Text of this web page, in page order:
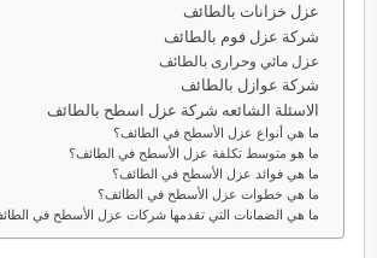
عزل خزانات بالطائف
شركة عزل فوم بالطائف
عزل مائي وحرارى بالطائف
شركة عوازل بالطائف
الاسئلة الشائعه شركة عزل اسطح بالطائف
ما هي أنواع عزل الأسطح في الطائف؟
ما هو متوسط ​​تكلفة عزل الأسطح في الطائف؟
ما هي فوائد عزل الأسطح في الطائف؟
ما هي خطوات عزل الأسطح في الطائف؟
ما هي الضمانات التي تقدمها شركات عزل الأسطح في